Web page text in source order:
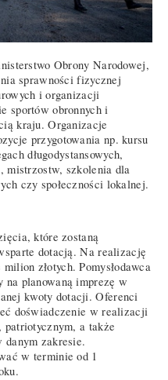
Obrony Narodowej,
sprawności fizycznej
i organizacji
sportów obronnych i
kraju. Organizacje
przygotowania np. kursu
długodystansowych,
szkolenia dla
czy społeczności lokalnej.
które zostaną
dotacją. Na realizację
złotych. Pomysłodawca
na planowaną imprezę w
kwoty dotacji. Oferenci
doświadczenie w realizacji
patriotycznym, a także
danym zakresie.
w terminie od 1